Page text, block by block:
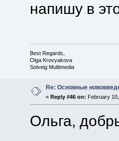
напишу в
Best Regards,
Olga Krovyakova
Solveig Multimedia
Re: Основные
« Reply #46 on: February
Ольга,